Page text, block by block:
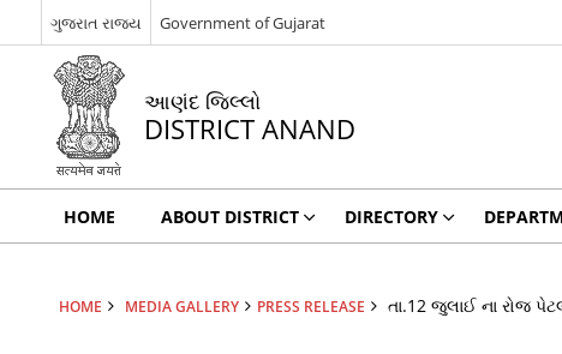
ગુજરાત રાજ્ય Government of Gujarat
આણંદ જિલ્લો
DISTRICT ANAND
HOME ABOUT DISTRICT DIRECTORY
HOME MEDIA GALLERY PRESS RELEASE તા.12 જુલાઈ ના રોજ